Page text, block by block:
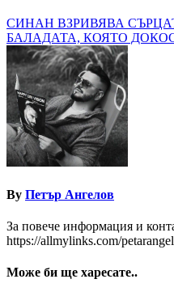
Навигация
СИНАН ВЗРИВЯВА
БАЛАДАТА, КОЯТО
By Петър Ангелов
За повече информация и
https://allmylinks.com/
Може би ще харесате..